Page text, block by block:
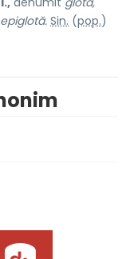
epiglotă. Sin. (pop.)